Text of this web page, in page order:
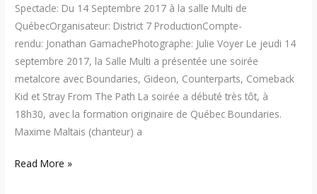
Spectacle: Du 14 Septembre 2017 à la salle Multi de
QuébecOrganisateur: District 7 ProductionCompte-
rendu: Jonathan GamachePhotographe: Julie Voyer Le jeudi 14
septembre 2017, la Salle Multi a présentée une soirée
metalcore avec Boundaries, Gideon, Counterparts, Comeback
Kid et Stray From The Path La soirée a débuté très tôt, à
18h30, avec la formation originaire de Québec Boundaries.
Maxime Maltais (chanteur) a
Read More »